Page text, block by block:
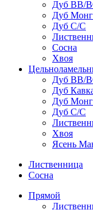
Дуб ВВ/
Дуб
Дуб С/С
Сосна
Хвоя
Дуб ВВ/
Дуб
Дуб
Дуб С/С
Хвоя
Ясень
Лиственница
Сосна
Прямой